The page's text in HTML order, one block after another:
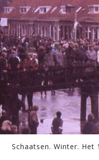
Schaatsen. Winter.